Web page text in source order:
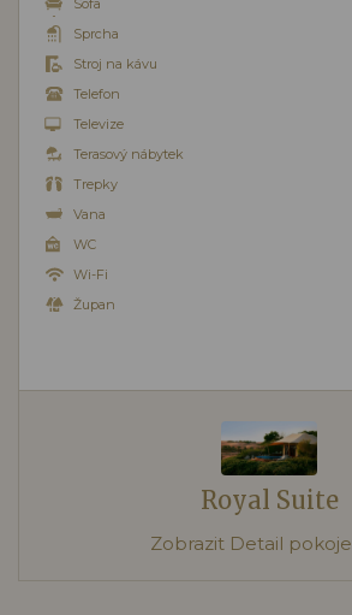
Sofa
Sprcha
Stroj na kávu
Telefon
Televize
Terasový nábytek
Trepky
Vana
WC
Wi-Fi
Župan
Royal Suite
Zobrazit Detail pokoje